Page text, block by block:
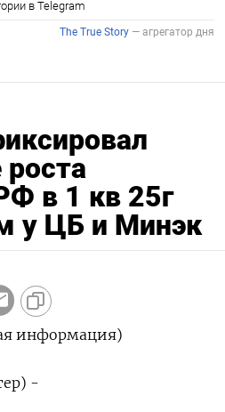
в 1 кв 25г
у ЦБ и Минэк
информация)
-